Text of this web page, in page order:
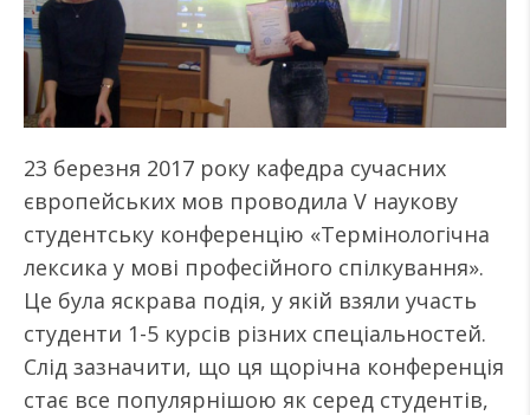
23 березня 2017 року кафедра сучасних
європейських мов проводила V наукову
студентську конференцію «Термінологічна
лексика у мові професійного спілкування».
Це була яскрава подія, у якій взяли участь
студенти 1-5 курсів різних спеціальностей.
Слід зазначити, що ця щорічна конференція
стає все популярнішою як серед студентів,